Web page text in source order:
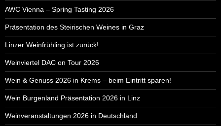
AWC Vienna – Spring Tasting 2026
Präsentation des Steirischen Weines in Graz
Linzer Weinfrühling ist zurück!
Weinviertel DAC on Tour 2026
Wein & Genuss 2026 in Krems – beim Eintritt sparen!
Wein Burgenland Präsentation 2026 in Linz
Weinveranstaltungen 2026 in Deutschland